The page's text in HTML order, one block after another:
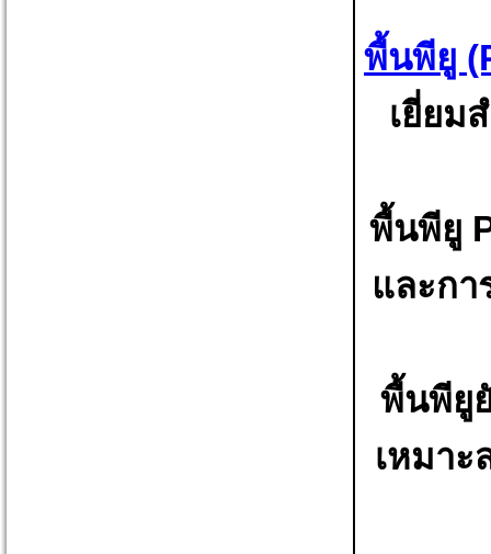
พื้นพียู
เยี่ยม
พื้นพียู
และก
พื้นพียู
เหมา